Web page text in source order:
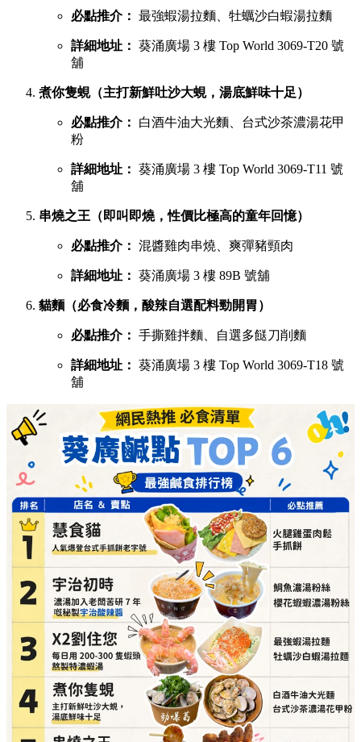
必點推介： 最強蝦湯拉麵、牡蠣沙白蝦湯拉麵
詳細地址： 葵涌廣場 3 樓 Top World 3069-T20 號
舖
煮你隻蜆（主打新鮮吐沙大蜆，湯底鮮味十足）
必點推介：
白酒牛油大光麵、台式沙茶濃湯花甲
粉
詳細地址： 葵涌廣場 3 樓 Top World 3069-T11 號
舖
串燒之王（即叫即燒，性價比極高的童年回憶）
必點推介： 混醬雞肉串燒、爽彈豬頸肉
詳細地址： 葵涌廣場 3 樓 89B 號舖
貓麵（必食冷麵，酸辣自選配料勁開胃）
必點推介： 手撕雞拌麵、自選多餸刀削麵
詳細地址： 葵涌廣場 3 樓 Top World 3069-T18 號
舖